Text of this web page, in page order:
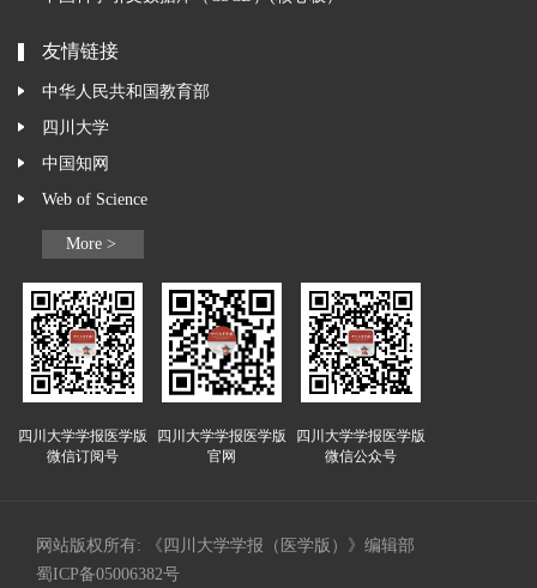
友情链接
中华人民共和国教育部
四川大学
中国知网
Web of Science
More >
四川大学学报医学版
微信订阅号
四川大学学报医学版
官网
四川大学学报医学版
微信公众号
网站版权所有: 《四川大学学报（医学版）》编辑部
蜀ICP备05006382号